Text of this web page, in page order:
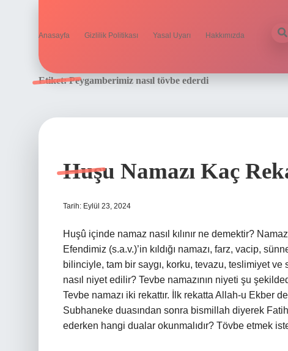
Anasayfa Gizlilik Politikası Yasal Uyarı Hakkımızda
Etiket:Peygamberimiz nasıl tövbe ederdi
Huşu Namazı Kaç
Tarih: Eylül 23, 2024
Huşû içinde namaz nasıl kılınır ne demektir?
Efendimiz (s.a.v.)’in kıldığı namazı, farz, vacip,
bilinciyle, tam bir saygı, korku, tevazu, teslimiyet
nasıl niyet edilir? Tevbe namazının niyeti şu
Tevbe namazı iki rekattır. İlk rekatta Allah-u Ekber
Subhaneke duasından sonra bismillah diyerek
ederken hangi dualar okunmalıdır? Tövbe etmek